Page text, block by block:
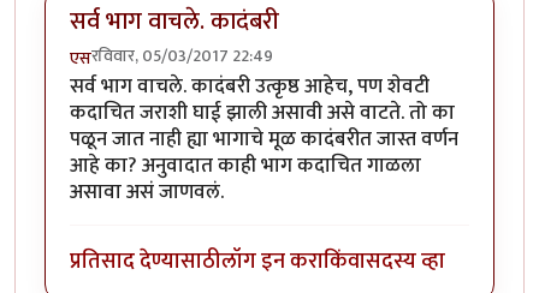
सर्व भाग वाचले. कादंबरी
एसरविवार, 05/03/2017 22:49
सर्व भाग वाचले. कादंबरी उत्कृष्ठ आहेच, पण शेवटी
कदाचित जराशी घाई झाली असावी असे वाटते. तो का
पळून जात नाही ह्या भागाचे मूळ कादंबरीत जास्त वर्णन
आहे का? अनुवादात काही भाग कदाचित गाळला
असावा असं जाणवलं.
प्रतिसाद देण्यासाठीलॉग इन कराकिंवासदस्य व्हा